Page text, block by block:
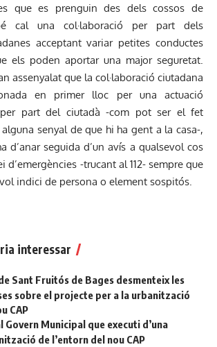
que es prenguin des dels cossos de
cal una col·laboració per part dels
acceptant variar petites conductes
els poden aportar una major seguretat.
assenyalat que la col·laboració ciutadana
en primer lloc per una actuació
per part del ciutadà -com pot ser el fet
senyal de que hi ha gent a la casa-,
d’anar seguida d’un avís a qualsevol cos
d’emergències -trucant al 112- sempre que
indici de persona o element sospitós.
interessar
Sant Fruitós de Bages desmenteix les
sobre el projecte per a la urbanització
CAP
Govern Municipal que executi d’una
de l’entorn del nou CAP